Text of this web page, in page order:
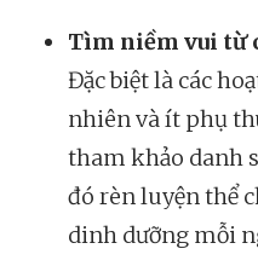
Tìm niềm vui từ
Đặc biệt là các
nhiên và ít phụ
tham khảo danh
đó rèn luyện thể
dinh dưỡng mỗi